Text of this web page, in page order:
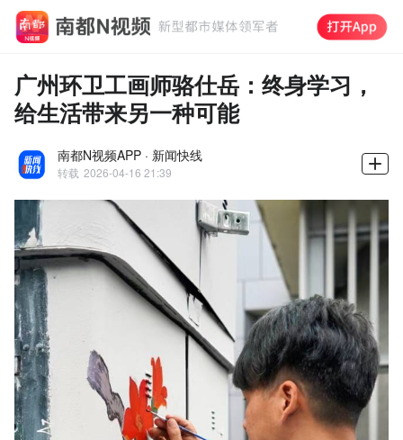
广州环卫工画师骆仕岳：终身学习，
给生活带来另一种可能
南都N视频APP · 新闻快线
转载 2026-04-16 21:39